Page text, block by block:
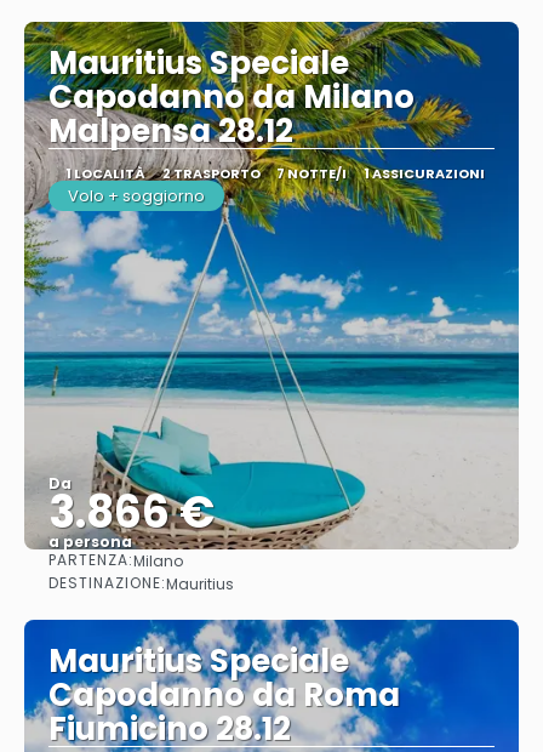
Mauritius Speciale
Capodanno da Milano
Malpensa 28.12
1 LOCALITÀ 2 TRASPORTO 7 NOTTE/I 1 ASSICURAZIONI
Volo + soggiorno
Da
3.866 €
a persona
PARTENZA:Milano
DESTINAZIONE:Mauritius
Mauritius Speciale
Capodanno da Roma
Fiumicino 28.12